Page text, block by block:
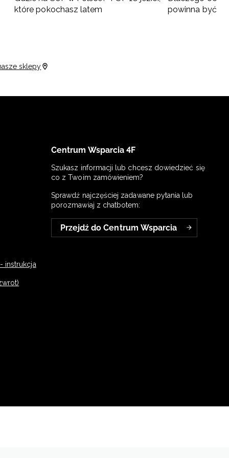
które pokochasz latem
powinna być
sklepy
instrukcja
Centrum Wsparcia 4F
Szukasz informacji lub chcesz dowiedzieć się
co z Twoim zamówieniem?
Sprawdź najczęściej zadawane pytania lub
porozmawiaj z chatbotem:
Przejdź do Centrum Wsparcia